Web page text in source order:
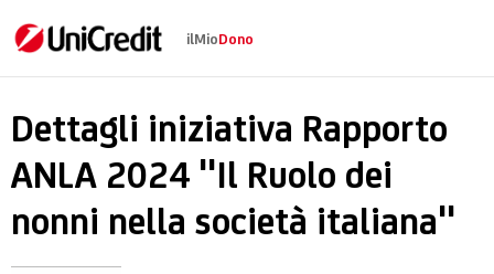
Rapporto ANLA
ilMioDono
Dettagli iniziativa Rapporto
ANLA 2024 "Il Ruolo dei
nonni nella società italiana"